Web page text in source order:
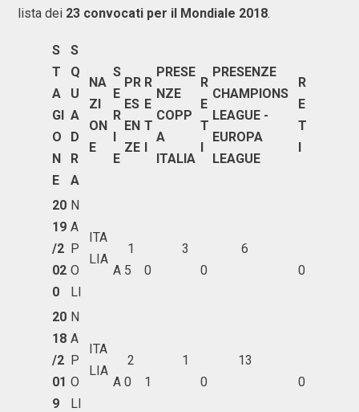
lista dei 23 convocati per il Mondiale 2018.
S
T
A
GI
O
N
E
S
Q
U
A
D
R
A
NA
ZI
ON
E
S
E
R
I
E
PR
ES
EN
ZE
R
E
T
I
PRESE
NZE
COPP
A
ITALIA
R
E
T
I
PRESENZE
CHAMPIONS
LEAGUE -
EUROPA
LEAGUE
R
E
T
I
20
19
/2
02
0
N
A
P
O
LI
ITA
LIA
A
1
5
0
3
0
6
0
20
18
/2
01
9
N
A
P
O
LI
ITA
LIA
A
2
0
1
1
0
13
0